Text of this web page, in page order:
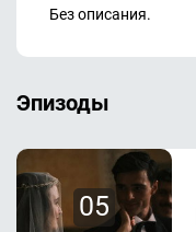
Без описания.
Эпизоды
05